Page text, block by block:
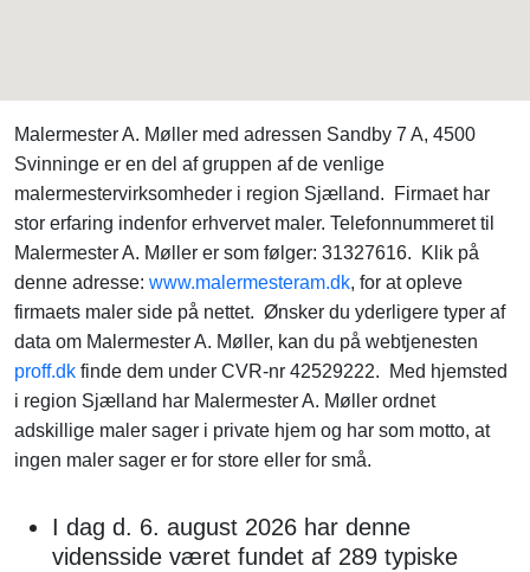
Malermester A. Møller med adressen Sandby 7 A, 4500
Svinninge er en del af gruppen af de venlige
malermestervirksomheder i region Sjælland. Firmaet har
stor erfaring indenfor erhvervet maler. Telefonnummeret til
Malermester A. Møller er som følger: 31327616. Klik på
denne adresse: www.malermesteram.dk, for at opleve
firmaets maler side på nettet. Ønsker du yderligere typer af
data om Malermester A. Møller, kan du på webtjenesten
proff.dk finde dem under CVR-nr 42529222. Med hjemsted
i region Sjælland har Malermester A. Møller ordnet
adskillige maler sager i private hjem og har som motto, at
ingen maler sager er for store eller for små.
I dag d. 6. august 2026 har denne
vidensside været fundet af 289 typiske